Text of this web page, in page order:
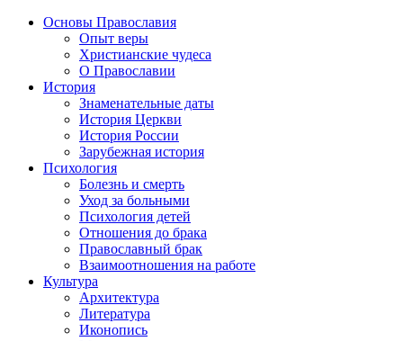
Основы Православия
Опыт веры
Христианские чудеса
О Православии
История
Знаменательные даты
История Церкви
История России
Зарубежная история
Психология
Болезнь и смерть
Уход за больными
Психология детей
Отношения до брака
Православный брак
Взаимоотношения на работе
Культура
Архитектура
Литература
Иконопись